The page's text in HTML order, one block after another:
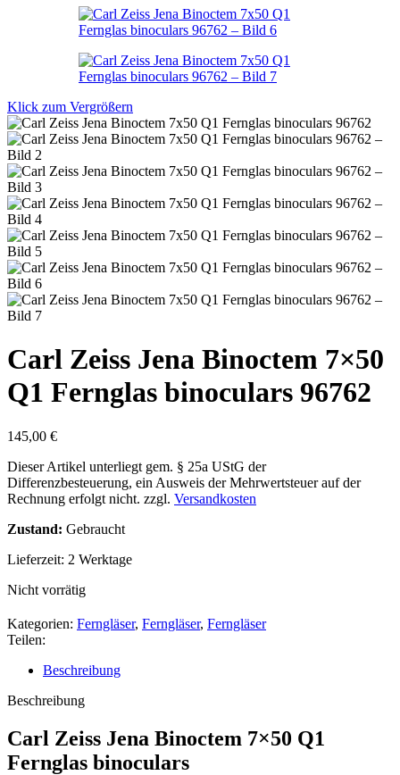
Klick zum Vergrößern
Carl Zeiss Jena Binoctem 7×50
Q1 Fernglas binoculars 96762
145,00 €
Dieser Artikel unterliegt gem. § 25a UStG der
Differenzbesteuerung, ein Ausweis der Mehrwertsteuer auf der
Rechnung erfolgt nicht. zzgl. Versandkosten
Zustand: Gebraucht
Lieferzeit: 2 Werktage
Nicht vorrätig
Kategorien: Ferngläser, Ferngläser, Ferngläser
Teilen:
Beschreibung
Beschreibung
Carl Zeiss Jena Binoctem 7×50 Q1
Fernglas binoculars